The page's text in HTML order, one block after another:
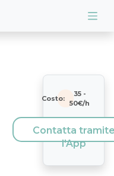
Costo:
35-
50€/h
Contatta
l'App